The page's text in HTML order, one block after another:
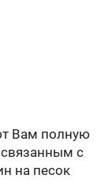
Вам полную
с
на песок